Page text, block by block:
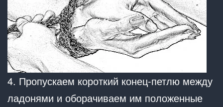
4. Пропускаем короткий конец-петлю между
ладонями и оборачиваем им положенные